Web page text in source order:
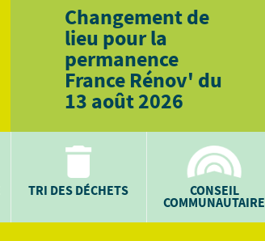
Changement de
lieu pour la
permanence
France Rénov' du
13 août 2026
TRI DES DÉCHETS CONSEIL
COMMUNAUTAIRE